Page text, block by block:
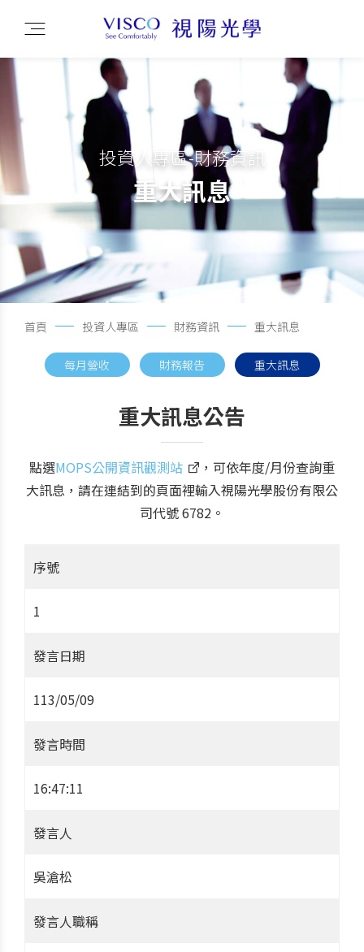
投資人專區-財務資訊
重大訊息
首頁 投資人專區 財務資訊 重大訊息
每月營收 財務報告 重大訊息
重大訊息公告
點選MOPS公開資訊觀測站
，可依年度/月份查詢重
大訊息，請在連結到的頁面裡輸入視陽光學股份有限公
司代號 6782。
序號
1
發言日期
113/05/09
發言時間
16:47:11
發言人
吳滄松
發言人職稱